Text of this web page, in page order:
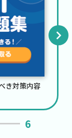
自分で気づけない